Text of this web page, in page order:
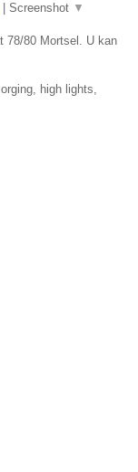
Screenshot ▼
78/80 Mortsel. U kan
high lights,